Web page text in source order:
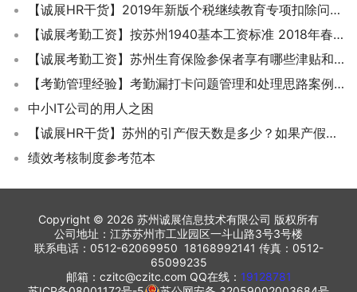
【诚展HR干货】2019年新版个税继续教育专项扣除问答知识
【诚展考勤工资】按苏州1940基本工资标准 2018年春节加班怎么算？除夕是法定假日吗？
【诚展考勤工资】苏州生育保险参保者享有哪些津贴和休假待遇?
【考勤管理经验】考勤漏打卡问题管理和处理思路案例分析
中小IT公司的用人之困
【诚展HR干货】苏州的引产假天数是多少？如果产假期间提前恢复工作的工资怎么计算？
绩效考核制度参考范本
Copyright © 2026 苏州诚展信息技术有限公司 版权所有
公司地址：江苏苏州市工业园区一斗山路3号3号楼
联系电话：0512-62069950 18168992141 传真：0512-
65099235
邮箱：czitc@czitc.com QQ在线： 19128781